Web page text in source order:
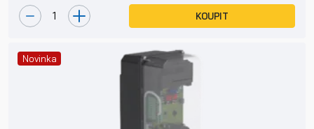
KOUPIT
Novinka